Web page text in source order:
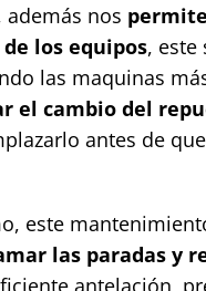
además nos
los equipos, este
las maquinas
el cambio del
antes de
este
las paradas y